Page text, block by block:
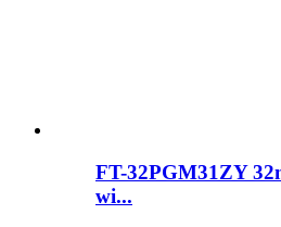
FT-32PGM31ZY
wi...